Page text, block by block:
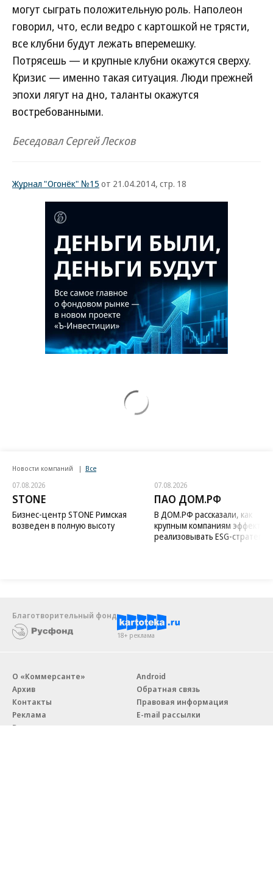
могут сыграть положительную роль. Наполеон
говорил, что, если ведро с картошкой не трясти,
все клубни будут лежать вперемешку.
Потрясешь — и крупные клубни окажутся сверху.
Кризис — именно такая ситуация. Люди прежней
эпохи лягут на дно, таланты окажутся
востребованными.
Беседовал Сергей Лесков
Журнал "Огонёк" №15 от 21.04.2014, стр. 18
Новости компаний Все
07.08.2026
STONE
Бизнес-центр STONE Римская
возведен в полную высоту
07.08.2026
ПАО ДОМ.РФ
В ДОМ.РФ рассказали, как
крупным компаниям
реализовывать ESG-стратегию
Благотворительный фонд
18+ реклама
О «Коммерсанте»
Архив
Контакты
Реклама
Вакансии
Android
Обратная связь
Правовая информация
E-mail рассылки